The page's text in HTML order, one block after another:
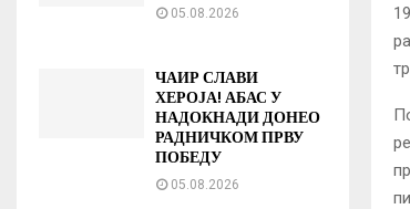
05.08.2026
ЧАИР СЛАВИ
ХЕРОЈА! АБАС У
НАДОКНАДИ ДОНЕО
РАДНИЧКОМ ПРВУ
ПОБЕДУ
05.08.2026